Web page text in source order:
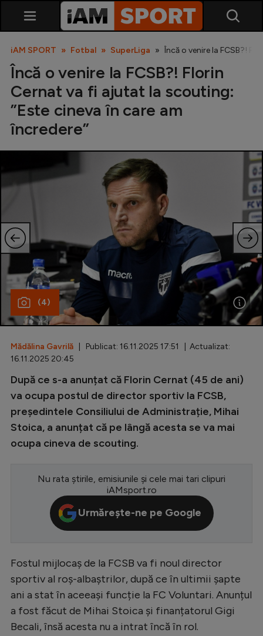
SuperLiga
Liga 2
Cupa României
Echipa Națională
U21
Fotbal feminin
Special
Diverse
Inedit
Clasamente
Champions League
Europa League
CM 2026
Premier League
LaLiga
Bundesliga
Ligue 1
Campionate
Starurile fotbalului
iAM SPORT Fotbal SuperLiga Încă o venire la FCSB?!
Încă o venire la FCSB?! Florin
Cernat va fi ajutat la scouting:
”Este cineva în care am
încredere”
(4)
Mădălina Gavrilă | Publicat: 16.11.2025 17:51 | Actualizat:
16.11.2025 20:45
După ce s-a anunțat că Florin Cernat (45 de ani)
va ocupa postul de director sportiv la FCSB,
președintele Consiliului de Administrație, Mihai
Stoica, a anunțat că pe lângă acesta se va mai
ocupa cineva de scouting.
Nu rata știrile, emisiunile și cele mai tari clipuri
iAMsport.ro
Urmărește-ne pe Google
Fostul mijlocaș de la FCSB va fi noul director
sportiv al roș-albaștrilor, după ce în ultimii șapte
ani a stat în aceeași funcție la FC Voluntari. Anunțul
a fost făcut de Mihai Stoica și finanțatorul Gigi
Becali, însă acesta nu a intrat încă în rol.